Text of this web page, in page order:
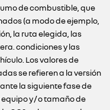
de combustible, que
(a modo de ejemplo,
la ruta elegida, las
condiciones y las
Los valores de
se refieren a la versión
la siguiente fase de
y / o tamaño de